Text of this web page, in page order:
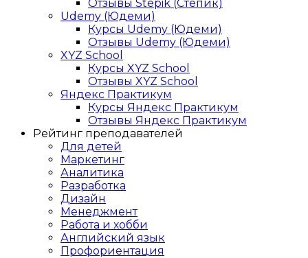
Отзывы Stepik (Степик)
Udemy (Юдеми)
Курсы Udemy (Юдеми)
Отзывы Udemy (Юдеми)
XYZ School
Курсы XYZ School
Отзывы XYZ School
Яндекс Практикум
Курсы Яндекс Практикум
Отзывы Яндекс Практикум
Рейтинг преподавателей
Для детей
Маркетинг
Аналитика
Разработка
Дизайн
Менеджмент
Работа и хобби
Английский язык
Профориентация